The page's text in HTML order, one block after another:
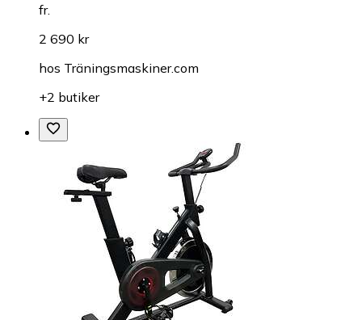
fr.
2 690 kr
hos Träningsmaskiner.com
+2 butiker